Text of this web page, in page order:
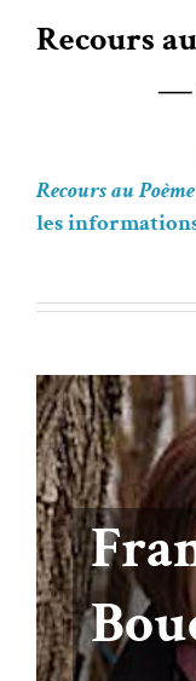
Recours
—
Le
Recours au Poème
les